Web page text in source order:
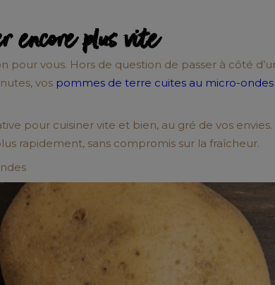
encore plus vite
pour vous. Hors de question de passer à côté
vos pommes de terre cuites au micro-ondes
pour cuisiner vite et bien, au gré de vos
rapidement, sans compromis sur la fraîcheur.